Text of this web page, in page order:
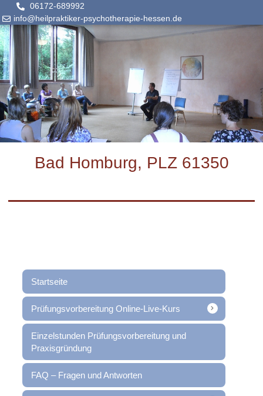
06172-689992
info@heilpraktiker-psychotherapie-hessen.de
Bad Homburg, PLZ 61350
Startseite
Prüfungsvorbereitung Online-Live-Kurs
Einzelstunden Prüfungsvorbereitung und
Praxisgründung
FAQ – Fragen und Antworten